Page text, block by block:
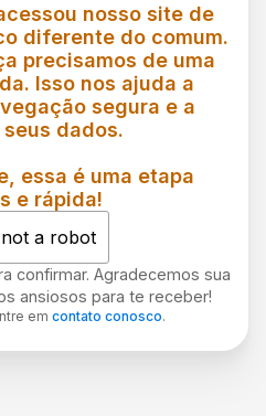
nosso site de
diferente do comum.
precisamos de uma
Isso nos ajuda a
segura e a
dados.
essa é uma etapa
e rápida!
a robot
confirmar. Agradecemos sua
ansiosos para te receber!
em contato conosco.